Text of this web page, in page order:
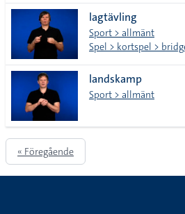
lagtävling
Sport > allmänt
Spel > kortspel >
landskamp
Sport > allmänt
« Föregående